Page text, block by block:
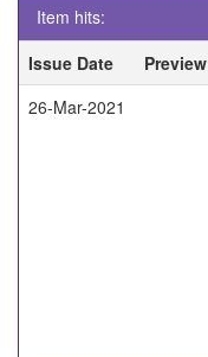
Item hits:
Issue Date
Preview
26-Mar-2021